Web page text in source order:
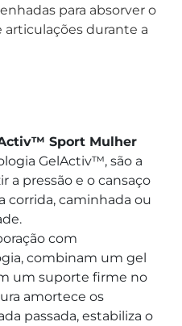
para absorver o
articulações durante a
Sport Mulher
GelActiv™, são a
a pressão e o cansaço
corrida, caminhada ou
com
combinam um gel
um suporte firme no
amortece os
passada, estabiliza o